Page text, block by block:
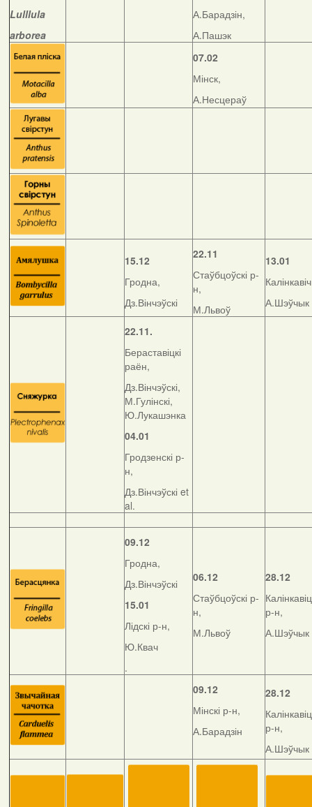
Lulllula
arborea
А.Барадзін,
А.Пашэк
07.02
Мінск,
А.Несцераў
15.12
Гродна,
Дз.Вінчэўскі
22.11
Стаўбцоўскі р-
н,
М.Львоў
13.01
А.Шэўчык
22.11.
Бераставіцкі
раён,
Дз.Вінчэўскі,
М.Гулінскі,
Ю.Лукашэнка
04.01
Гродзенскі р-
н,
Дз.Вінчэўскі et
al.
09.12
Гродна,
Дз.Вінчэўскі
15.01
Лідскі р-н,
Ю.Квач
.
06.12
Стаўбцоўскі р-
н,
М.Львоў
28.12
р-н,
А.Шэўчык
09.12
Мінскі р-н,
А.Барадзін
28.12
р-н,
А.Шэўчык